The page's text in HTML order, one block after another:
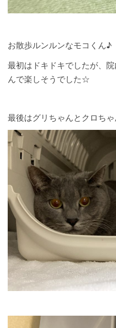
お散歩ルンルンなモコくん♪
最初はドキドキでしたが、
んで楽しそうでした☆
最後はグリちゃんとクロちゃ